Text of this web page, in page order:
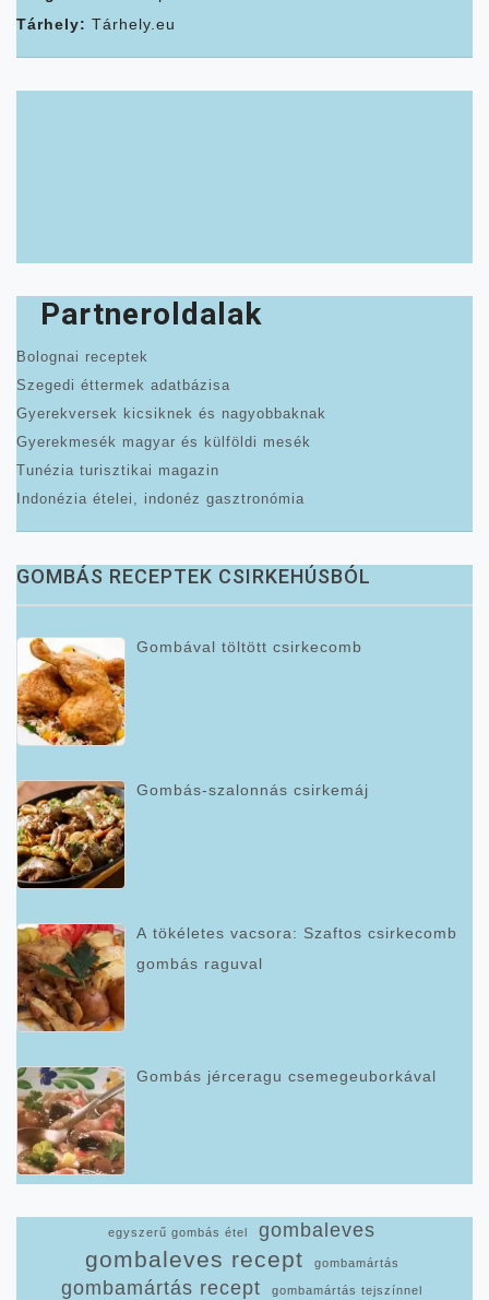
Tárhely: Tárhely.eu
Partneroldalak
Bolognai receptek
Szegedi éttermek adatbázisa
Gyerekversek kicsiknek és nagyobbaknak
Gyerekmesék magyar és külföldi mesék
Tunézia turisztikai magazin
Indonézia ételei, indonéz gasztronómia
GOMBÁS RECEPTEK CSIRKEHÚSBÓL
Gombával töltött csirkecomb
Gombás-szalonnás csirkemáj
A tökéletes vacsora: Szaftos csirkecomb
gombás raguval
Gombás jérceragu csemegeuborkával
egyszerű gombás étel gombaleves
gombaleves recept gombamártás
gombamártás recept gombamártás tejszínnel